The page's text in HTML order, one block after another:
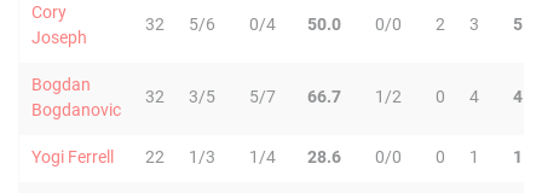
Cory
Joseph
32 5/6 0/4 50.0 0/0 2 3 5
Bogdan
Bogdanovic
32 3/5 5/7 66.7 1/2 0 4 4
Yogi Ferrell 22 1/3 1/4 28.6 0/0 0 1 1